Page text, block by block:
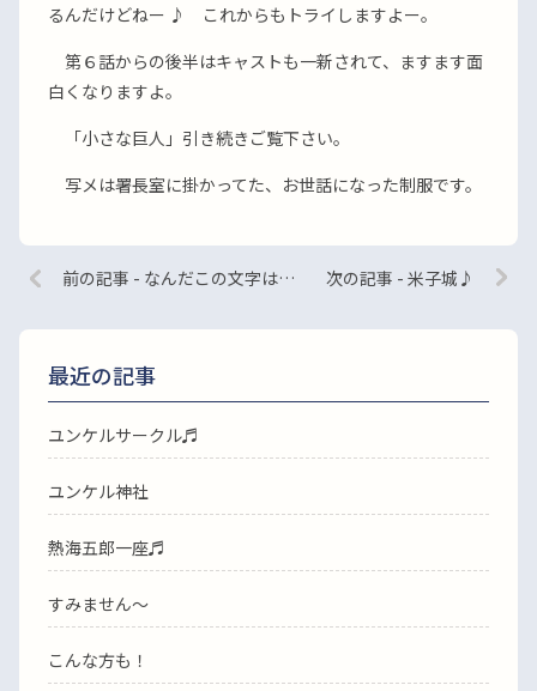
るんだけどねー ♪ これからもトライしますよー。
第６話からの後半はキャストも一新されて、ますます面
白くなりますよ。
「小さな巨人」引き続きご覧下さい。
写メは署長室に掛かってた、お世話になった制服です。
前の記事 - なんだこの文字は… 次の記事 - 米子城♪
最近の記事
ユンケルサークル♬
ユンケル神社
熱海五郎一座♬
すみません〜
こんな方も！